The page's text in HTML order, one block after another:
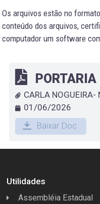
Os arquivos estão no
conteúdo dos arquivos,
computador um software
01/06/2026
Baixar Doc.
Utilidades
Assembléia Estadual